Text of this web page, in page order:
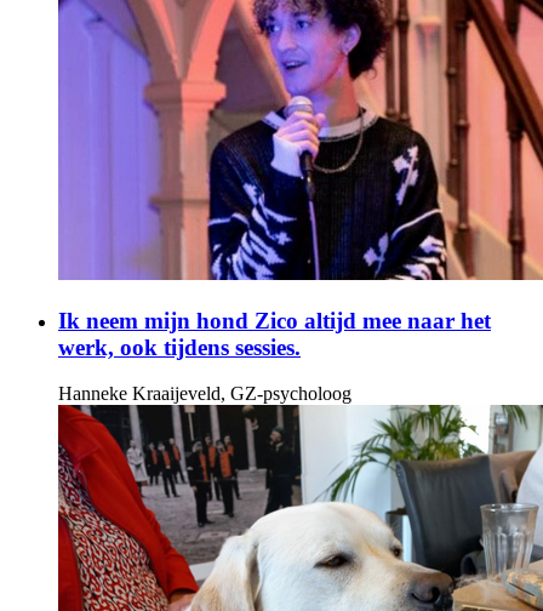
Ik neem mijn hond Zico altijd mee naar het
werk, ook tijdens sessies.
Hanneke Kraaijeveld, GZ-psycholoog